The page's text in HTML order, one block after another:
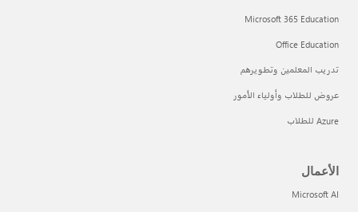
Microsoft 365 Education
Office Education
تدريب المعلمين وتطويرهم
عروض للطلاب وأولياء الأمور
Azure للطلاب
الأعمال
Microsoft AI